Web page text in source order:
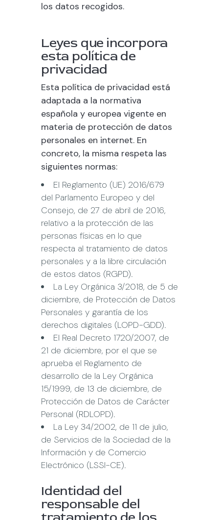
los datos recogidos.
Leyes que incorpora
esta política de
privacidad
Esta política de privacidad está
adaptada a la normativa
española y europea vigente en
materia de protección de datos
personales en internet. En
concreto, la misma respeta las
siguientes normas:
El Reglamento (UE) 2016/679
del Parlamento Europeo y del
Consejo, de 27 de abril de 2016,
relativo a la protección de las
personas físicas en lo que
respecta al tratamiento de datos
personales y a la libre circulación
de estos datos (RGPD).
La Ley Orgánica 3/2018, de 5 de
diciembre, de Protección de Datos
Personales y garantía de los
derechos digitales (LOPD-GDD).
El Real Decreto 1720/2007, de
21 de diciembre, por el que se
aprueba el Reglamento de
desarrollo de la Ley Orgánica
15/1999, de 13 de diciembre, de
Protección de Datos de Carácter
Personal (RDLOPD).
La Ley 34/2002, de 11 de julio,
de Servicios de la Sociedad de la
Información y de Comercio
Electrónico (LSSI-CE).
Identidad del
responsable del